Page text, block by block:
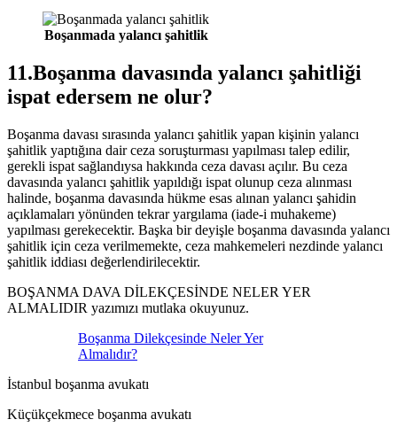
Boşanmada yalancı şahitlik
11.Boşanma davasında yalancı şahitliği
ispat edersem ne olur?
Boşanma davası sırasında yalancı şahitlik yapan kişinin yalancı
şahitlik yaptığına dair ceza soruşturması yapılması talep edilir,
gerekli ispat sağlandıysa hakkında ceza davası açılır. Bu ceza
davasında yalancı şahitlik yapıldığı ispat olunup ceza alınması
halinde, boşanma davasında hükme esas alınan yalancı şahidin
açıklamaları yönünden tekrar yargılama (iade-i muhakeme)
yapılması gerekecektir. Başka bir deyişle boşanma davasında yalancı
şahitlik için ceza verilmemekte, ceza mahkemeleri nezdinde yalancı
şahitlik iddiası değerlendirilecektir.
BOŞANMA DAVA DİLEKÇESİNDE NELER YER
ALMALIDIR yazımızı mutlaka okuyunuz.
Boşanma Dilekçesinde Neler Yer
Almalıdır?
İstanbul boşanma avukatı
Küçükçekmece boşanma avukatı